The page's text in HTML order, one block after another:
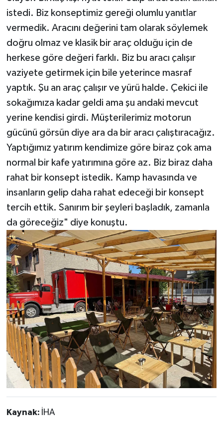
istedi. Biz konseptimiz gereği olumlu yanıtlar
vermedik. Aracını değerini tam olarak söylemek
doğru olmaz ve klasik bir araç olduğu için de
herkese göre değeri farklı. Biz bu aracı çalışır
vaziyete getirmek için bile yeterince masraf
yaptık. Şu an araç çalışır ve yürü halde. Çekici ile
sokağımıza kadar geldi ama şu andaki mevcut
yerine kendisi girdi. Müşterilerimiz motorun
gücünü görsün diye ara da bir aracı çalıştıracağız.
Yaptığımız yatırım kendimize göre biraz çok ama
normal bir kafe yatırımına göre az. Biz biraz daha
rahat bir konsept istedik. Kamp havasında ve
insanların gelip daha rahat edeceği bir konsept
tercih ettik. Sanırım bir şeyleri başladık, zamanla
da göreceğiz" diye konuştu.
Kaynak: İHA